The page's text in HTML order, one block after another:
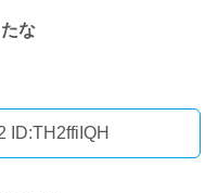
な
ID:TH2ffiIQH